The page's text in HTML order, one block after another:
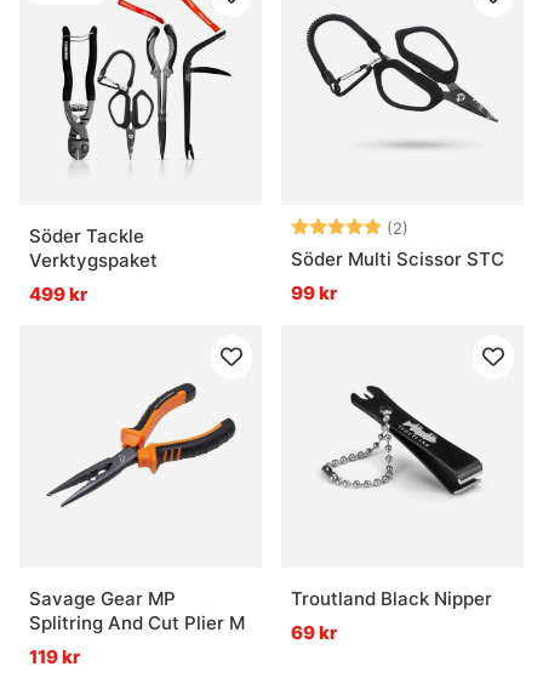
Söder Tackle
Verktygspaket
499 kr
Betyg: (2)
Söder Multi Scissor STC
99 kr
Savage Gear MP
Splitring And Cut Plier M
119 kr
Troutland Black Nipper
69 kr